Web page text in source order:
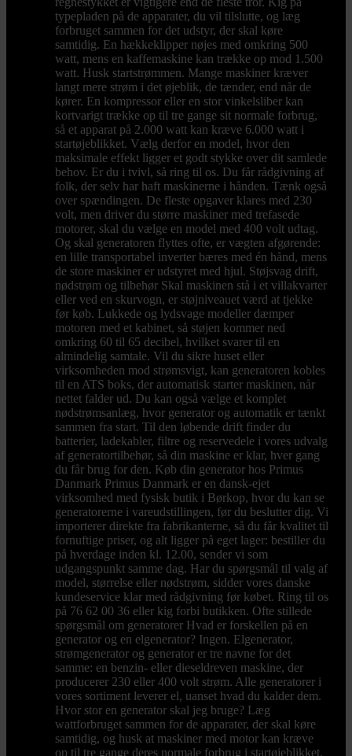
typepladen på de apparater, du vil tilslutte, og læg
forbruget sammen for det udstyr, der skal køre
samtidig. En hækkeklipper nøjes med omkring 500
watt, mens en kaffemaskine kan trække op mod 1.500
watt. Husk startstrømmen. Mange maskiner kræver
langt mere strøm i det øjeblik, de tænder, end når de
kører. En kompressor eller en stor vinkelsliber kan
kortvarigt trække op til tre gange sit normale forbrug,
så et apparat på 2.000 watt kan kræve 6.000 watt i
startøjeblikket. Vælg derfor en model, hvor den
maksimale effekt ligger et godt stykke over dit samlede
behov. Er du i tvivl, så ring til os. Du får rådgivning af
folk, der selv har haft maskinerne i hånden. Tænk også
over spændingen. De fleste opgaver klares med 230
volt, men driver du større maskiner med trefasede
motorer, skal du vælge en model med 400 volt udtag.
Og skal generatoren flyttes ofte, er vægten afgørende:
en lille transportabel inverter bæres med én hånd, mens
de store maskiner er udstyret med hjul. Støjsvag drift,
nødstrøm og tilbehør Skal maskinen stå i et villakvarter
eller ved en skurvogn, er støjniveauet værd at tjekke
før køb. Lukkede og lydsvage modeller dæmper
motoren med et kabinet, så støjen kommer ned
omkring 60 til 65 decibel, hvilket svarer til en
almindelig samtale. Vil du sikre huset eller
virksomheden mod strømsvigt, kan generatoren kobles
til en ATS boks, der automatisk starter maskinen, når
nettet falder ud. Du kan også vælge et komplet
nødstrømsanlæg, hvor generator og automatik er tænkt
sammen fra start. Til den løbende drift finder du
batterier, ladekabler, filtre og reservedele i vores udvalg
af generatortilbehør, så din maskine er klar, hver gang
du får brug for den. Køb din generator hos Primus
Danmark Primus Danmark er en dansk-ejet
virksomhed med fysisk butik i Børkop, hvor du kan se
generatorerne i vareudstillingen, før du beslutter dig. Vi
importerer direkte fra fabrikanterne, så du får kvalitet til
fornuftige priser, og alt ligger på eget lager: bestiller du
på hverdage inden kl. 12.00, sender vi som
udgangspunkt samme dag. Har du spørgsmål til valg af
model, størrelse eller nødstrøm, sidder vores danske
kundeservice klar med rådgivning før købet. Ring til os
på 76 62 00 36 eller kig forbi butikken. Ofte stillede
spørgsmål om generatorer Hvad er forskellen på en
generator og en elgenerator? Ingen. Elgenerator,
strømgenerator og generator er tre navne for det
samme: en benzin- eller dieseldreven maskine, der
producerer 230 eller 400 volt strøm. Alle generatorer i
vores sortiment leverer el, uanset hvad du kalder dem.
Hvor stor en generator skal jeg bruge? Læg
wattforbruget sammen for de apparater, der skal køre
samtidig, og husk at maskiner med motor kan kræve
op til tre gange deres normale forbrug i startøjeblikket.